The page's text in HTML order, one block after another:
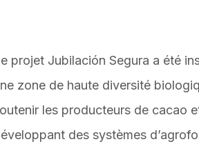
projet Jubilación Segura a été
zone de haute diversité
les producteurs de cacao
des systèmes